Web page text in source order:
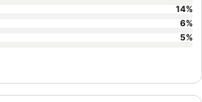
14%
6%
5%